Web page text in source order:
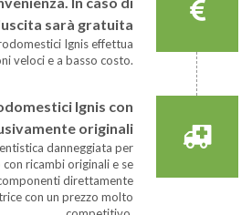
sarà gratuita
Ignis effettua
veloci e a basso costo.
Ignis con
originali
danneggiata per
ricambi originali e se
direttamente
con un prezzo molto